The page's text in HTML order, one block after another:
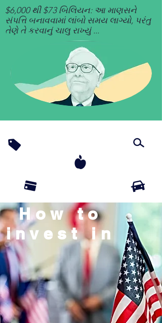
$6,000 થી $73 બિલિયન: આ માણસને
સંપત્તિ બનાવવામાં લાંબો સમય લાગ્યો, પરંતુ
તેણે તે કરવાનું ચાલુ રાખ્યું ...
How to
invest in